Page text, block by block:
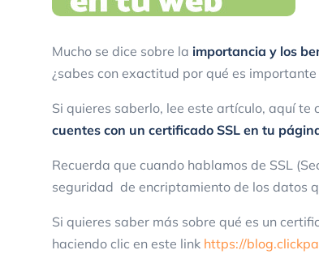
Mucho se dice sobre la importancia y los
¿sabes con exactitud por qué es
Si quieres saberlo, lee este artículo, aquí te
cuentes con un certificado SSL en tu
Recuerda que cuando hablamos de SSL
seguridad de encriptamiento de los datos
Si quieres saber más sobre qué es un
haciendo clic en este link https://